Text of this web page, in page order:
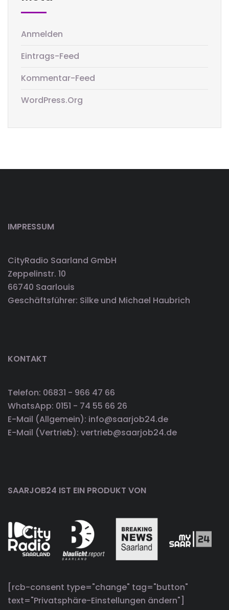
Anmelden
Eintrags-Feed
Kommentar-Feed
WordPress.org
IMPRESSUM
CityRadio Saarland GmbH
Zeppelinstr. 10
66740 Saarlouis
Geschäftsführer: Silke und Michael Haubrich
KONTAKT
Telefon: 06831 - 966 47 66
WhatsApp: 0151 - 74 55 66 26
E-Mail (Allgemein): info@saarjob24.de
E-Mail (Vertrieb): vertrieb@saarjob24.de
SAARJOB24 IST EIN PRODUKT VON
[rcb-consent type="change" tag="button"
text="Privatsphäre-Einstellungen ändern"]